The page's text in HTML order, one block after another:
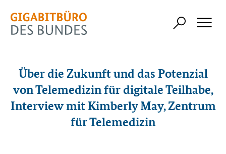
Über die Zukunft und das Potenzial
von Telemedizin für digitale Teilhabe,
Interview mit Kimberly May, Zentrum
für Telemedizin